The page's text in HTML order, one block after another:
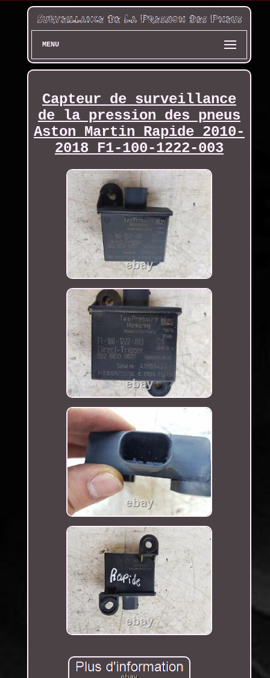
MENU
Capteur de surveillance
de la pression des pneus
Aston Martin Rapide 2010-
2018 F1-100-1222-003